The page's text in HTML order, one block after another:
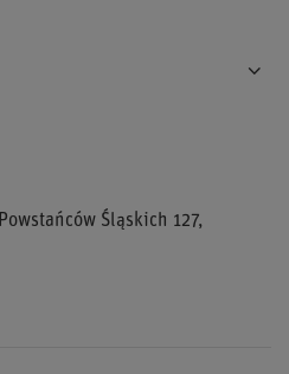
Powstańców Śląskich 127,